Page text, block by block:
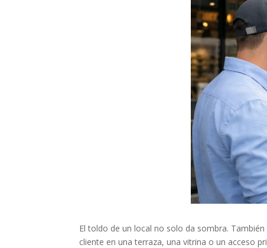
El toldo de un local no solo da sombra.
cliente en una terraza, una vitrina o un acceso